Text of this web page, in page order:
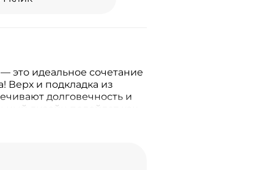
это идеальное сочетание
Верх и подкладка из
долговечность и
дизайн подойдет как
для вечерних выходов –